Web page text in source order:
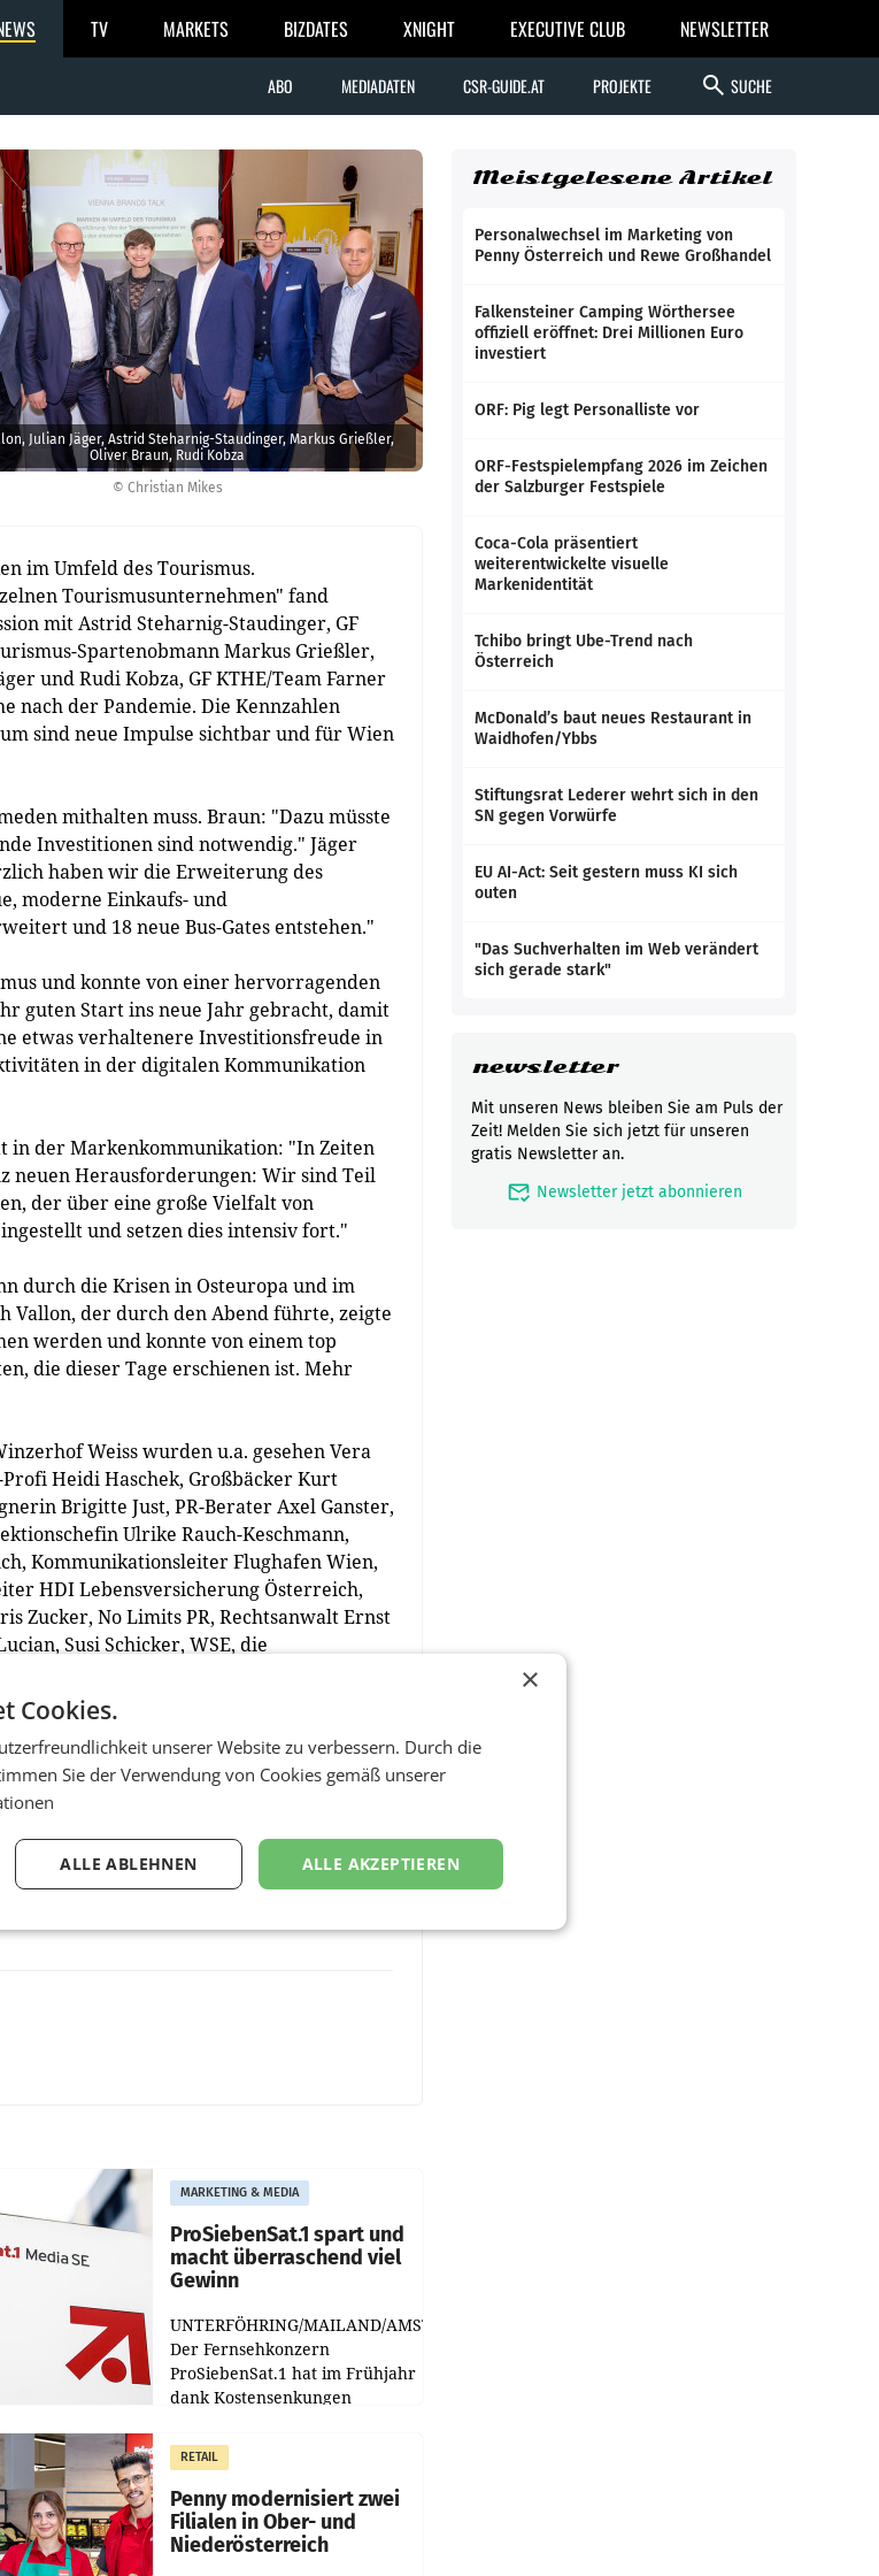
TV MARKETS BIZDATES XNIGHT EXECUTIVE CLUB NEWSLETTER
ABO MEDIADATEN CSR-GUIDE.AT PROJEKTE search SUCHE
© Christian Mikes
Julian Jäger, Astrid Steharnig-Staudinger, Markus Grießler,
Oliver Braun, Rudi Kobza
im Umfeld des Tourismus.
Tourismusunternehmen" fand
mit Astrid Steharnig-Staudinger, GF
Spartenobmann Markus Grießler,
und Rudi Kobza, GF KTHE/Team Farner
nach der Pandemie. Die Kennzahlen
sind neue Impulse sichtbar und für Wien
mithalten muss. Braun: "Dazu müsste
Investitionen sind notwendig." Jäger
haben wir die Erweiterung des
moderne Einkaufs- und
und 18 neue Bus-Gates entstehen."
und konnte von einer hervorragenden
guten Start ins neue Jahr gebracht, damit
etwas verhaltenere Investitionsfreude in
in der digitalen Kommunikation
in der Markenkommunikation: "In Zeiten
neuen Herausforderungen: Wir sind Teil
der über eine große Vielfalt von
und setzen dies intensiv fort."
durch die Krisen in Osteuropa und im
Vallon, der durch den Abend führte, zeigte
werden und konnte von einem top
die dieser Tage erschienen ist. Mehr
Weiss wurden u.a. gesehen Vera
Heidi Haschek, Großbäcker Kurt
Brigitte Just, PR-Berater Axel Ganster,
Ulrike Rauch-Keschmann,
Kommunikationsleiter Flughafen Wien,
HDI Lebensversicherung Österreich,
Zucker, No Limits PR, Rechtsanwalt Ernst
Susi Schicker, WSE, die
Dagmar Lang, Immobilienberaterin
Kurier, Elisabeth Koller-Galler, GF Ciro,
Vallon-Sattler, GF Vallon
MARKETING & MEDIA
ProSiebenSat.1 spart und
macht überraschend viel
Gewinn
UNTERFÖHRING/MAILAND/AMSTERDAM.
Der Fernsehkonzern
ProSiebenSat.1 hat im Frühjahr
dank Kostensenkungen
gemacht und die
Markterwartung deutlich
übertroffen.
RETAIL
Penny modernisiert zwei
Filialen in Ober- und
Niederösterreich
Meistgelesene Artikel
Personalwechsel im Marketing von
Penny Österreich und Rewe Großhandel
Falkensteiner Camping Wörthersee
offiziell eröffnet: Drei Millionen Euro
investiert
ORF: Pig legt Personalliste vor
ORF-Festspielempfang 2026 im Zeichen
der Salzburger Festspiele
Coca-Cola präsentiert
weiterentwickelte visuelle
Markenidentität
Tchibo bringt Ube-Trend nach
Österreich
McDonald’s baut neues Restaurant in
Waidhofen/Ybbs
Stiftungsrat Lederer wehrt sich in den
SN gegen Vorwürfe
EU AI-Act: Seit gestern muss KI sich
outen
"Das Suchverhalten im Web verändert
sich gerade stark"
newsletter
Mit unseren News bleiben Sie am Puls der
Zeit! Melden Sie sich jetzt für unseren
gratis Newsletter an.
mark_email_read Newsletter jetzt abonnieren
×
Cookies.
unserer Website zu verbessern. Durch die
Sie der Verwendung von Cookies gemäß unserer
ALLE AKZEPTIEREN
ALLE ABLEHNEN